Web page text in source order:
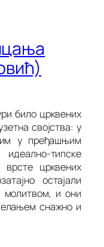
било црквених
својства: у
у пређашњим
типске
врсте црквених
остајали
молитвом, и они
снажно и